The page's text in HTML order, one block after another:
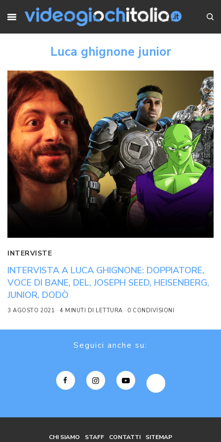
Luca ghignone junior
INTERVISTE
INTERVISTA A LUCA GHIGNONE: DOPPIATORE,
VOCE DI BANE, DEL, JOSEPH SEED, HEISENBERG,
JUNIOR, DODÒ
3 AGOSTO 2021 4 MINUTI DI LETTURA 0 CONDIVISIONI
Seguici anche su:
CHI SIAMO STAFF CONTATTI SITEMAP